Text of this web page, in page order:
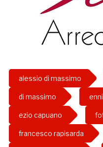
alessio di massimo
di massimo
ezio capuano
francesco rapisarda